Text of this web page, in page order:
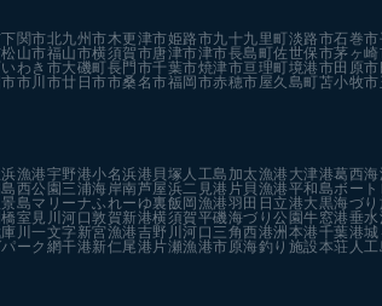
下関市北九州市木更津市姫路市九十九里町淡路市石巻市
松山市福山市横須賀市唐津市津市長島町佐世保市茅ヶ崎
いわき市大磯町長門市千葉市焼津市亘理町境港市田原市
市川市廿日市市桑名市福岡市赤穂市屋久島町苫小牧市
漁港宇野港小名浜港 貝塚人工島 加太漁港 大津港葛西海
西公園 三浦海岸南芦屋浜二見港 片貝漁港平和島ボー
景島マリーナふれーゆ裏飯岡漁港羽田 日立港大黒海づり
室見川河口敦賀新港横須賀平磯海づり公園牛窓港垂水
川一文字 新宮漁港吉野川河口 三角西港洲本港千葉港城
ーク 網干港新仁尾港 片瀬漁港市原海釣り施設本荘人工